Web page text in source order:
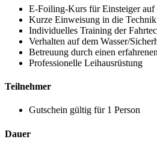
E-Foiling-Kurs für Einsteiger auf
Kurze Einweisung in die
Individuelles Training der
Verhalten auf dem Wasser/
Betreuung durch einen
Professionelle Leihausrüstung
Teilnehmer
Gutschein gültig für 1 Person
Dauer